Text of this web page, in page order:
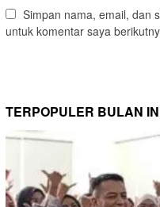
Simpan nama, email, dan
untuk komentar saya
TERPOPULER BULAN